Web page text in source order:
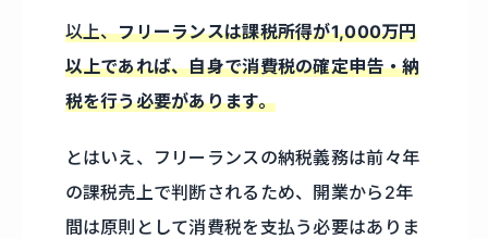
以上、フリーランスは課税所得が1,000万円
以上であれば、自身で消費税の確定申告・納
税を行う必要があります。
とはいえ、フリーランスの納税義務は前々年
の課税売上で判断されるため、開業から2年
間は原則として消費税を支払う必要はありま